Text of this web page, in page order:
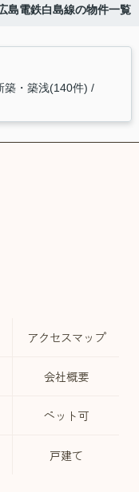
島電鉄白島線の物件一覧
築・築浅(140件)
アクセスマップ
会社概要
ペット可
戸建て